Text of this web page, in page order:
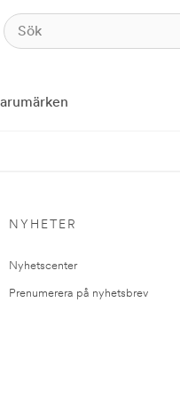
NYHETER
Nyhetscenter
Prenumerera på nyhetsbrev